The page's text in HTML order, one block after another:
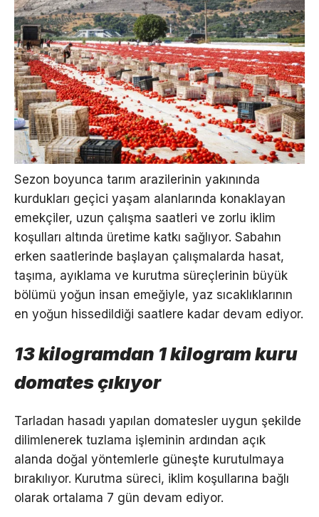
Sezon boyunca tarım arazilerinin yakınında
kurdukları geçici yaşam alanlarında konaklayan
emekçiler, uzun çalışma saatleri ve zorlu iklim
koşulları altında üretime katkı sağlıyor. Sabahın
erken saatlerinde başlayan çalışmalarda hasat,
taşıma, ayıklama ve kurutma süreçlerinin büyük
bölümü yoğun insan emeğiyle, yaz sıcaklıklarının
en yoğun hissedildiği saatlere kadar devam ediyor.
13 kilogramdan 1 kilogram kuru
domates çıkıyor
Tarladan hasadı yapılan domatesler uygun şekilde
dilimlenerek tuzlama işleminin ardından açık
alanda doğal yöntemlerle güneşte kurutulmaya
bırakılıyor. Kurutma süreci, iklim koşullarına bağlı
olarak ortalama 7 gün devam ediyor.